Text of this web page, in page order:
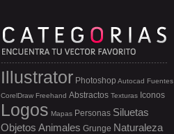
Illustrator Photoshop Autocad Fuentes
CorelDraw Freehand Abstractos Texturas Iconos
Logos Mapas Personas Siluetas
Objetos Animales Grunge Naturaleza